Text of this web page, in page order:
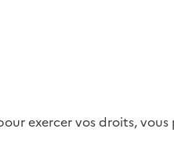
exercer vos droits,